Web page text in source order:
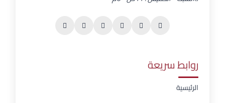
روابط سريعة
الرئيسية